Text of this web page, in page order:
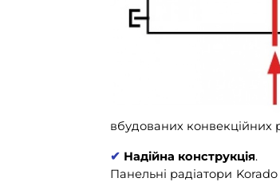
вбудованих конвекційних
✔ Надійна конструкція.
Панельні радіатори